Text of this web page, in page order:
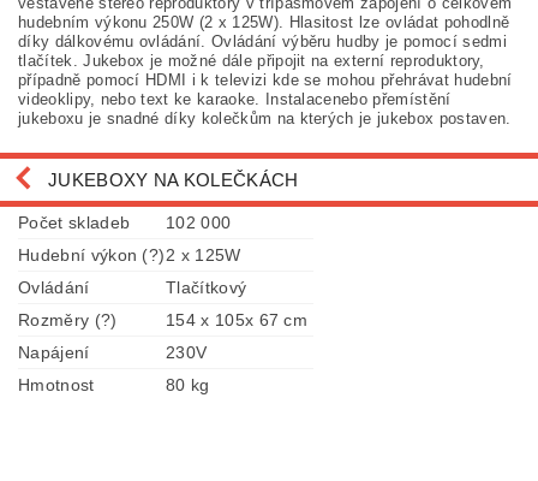
hudebním výkonu 250W (2 x 125W). Hlasitost lze ovládat pohodlně
díky dálkovému ovládání. Ovládání výběru hudby je pomocí sedmi
tlačítek. Jukebox je možné dále připojit na externí reproduktory,
případně pomocí HDMI i k televizi kde se mohou přehrávat hudební
videoklipy, nebo text ke karaoke. Instalacenebo přemístění
jukeboxu je snadné díky kolečkům na kterých je jukebox postaven.
JUKEBOXY NA KOLEČKÁCH
Počet skladeb
102 000
Hudební výkon (?)2 x 125W
Ovládání
Tlačítkový
Rozměry (?)
154 x 105x 67 cm
Napájení
230V
Hmotnost
80 kg